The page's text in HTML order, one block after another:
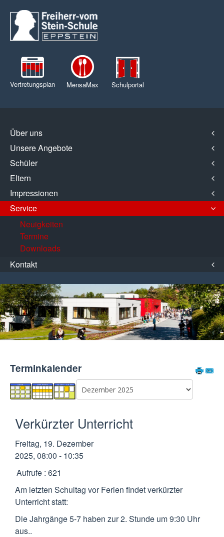
Vertretungsplan MensaMax Schulportal
Über uns
Unsere Angebote
Schüler
Eltern
Impressionen
Service
Neuigkeiten
Termine
Downloads
Kontakt
Terminkalender
Verkürzter Unterricht
Freitag, 19. Dezember
2025, 08:00 - 10:35
Aufrufe : 621
Am letzten Schultag vor Ferien findet verkürzter
Unterricht statt:
Die Jahrgänge 5-7 haben zur 2. Stunde um 9:30 Uhr
aus..